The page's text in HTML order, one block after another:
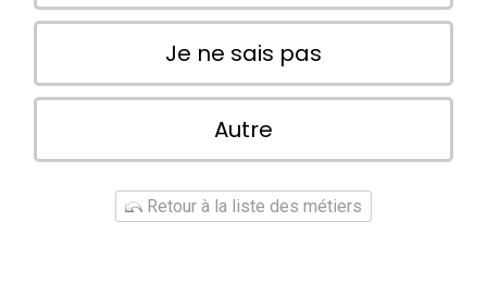
Je ne sais pas
Autre
Retour à la liste des métiers